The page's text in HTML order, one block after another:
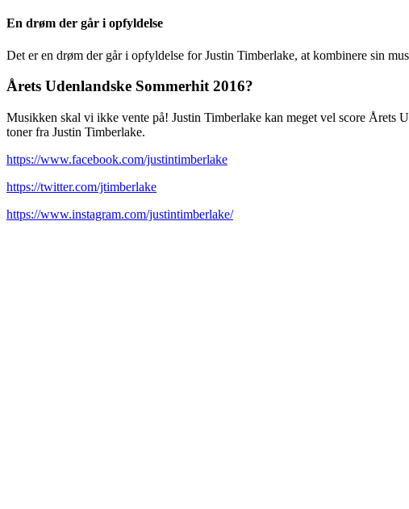
En drøm der går i opfyldelse
Det er en drøm der går i opfyldelse for Justin Timberlake, at kombinere sin
Årets Udenlandske Sommerhit 2016?
Musikken skal vi ikke vente på! Justin Timberlake kan meget vel score Årets
toner fra Justin Timberlake.
https://www.facebook.com/justintimberlake
https://twitter.com/jtimberlake
https://www.instagram.com/justintimberlake/